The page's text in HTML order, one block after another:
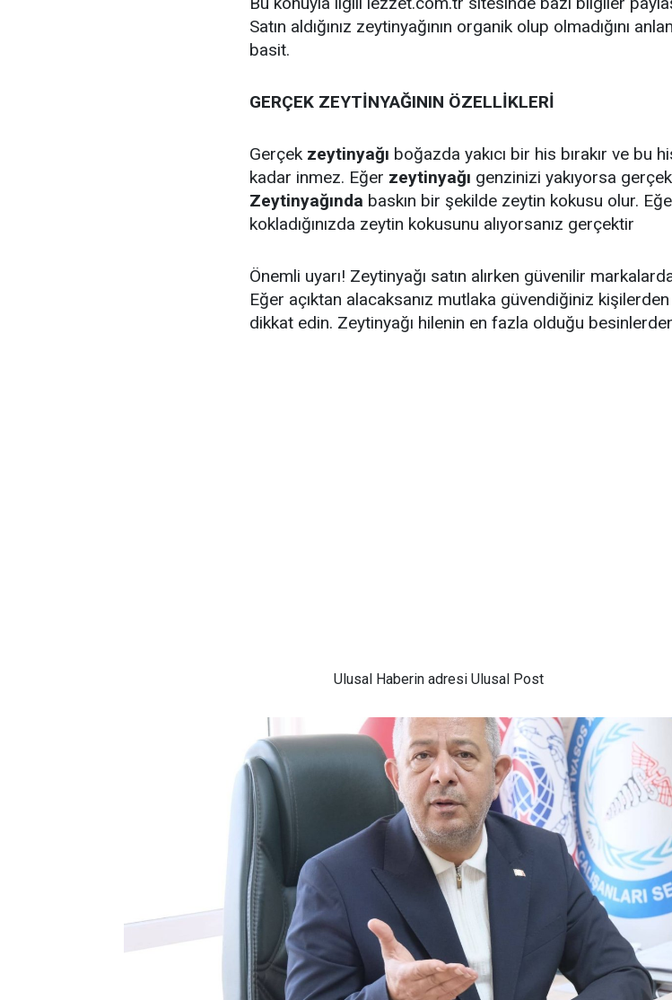
Satın aldığınız zeytinyağının organik olup olmadığını
basit.
GERÇEK ZEYTİNYAĞININ ÖZELLİKLERİ
Gerçek zeytinyağı boğazda yakıcı bir his bırakır ve bu
kadar inmez. Eğer zeytinyağı genzinizi yakıyorsa
Zeytinyağında baskın bir şekilde zeytin kokusu olur.
kokladığınızda zeytin kokusunu alıyorsanız gerçektir
Önemli uyarı! Zeytinyağı satın alırken güvenilir
Eğer açıktan alacaksanız mutlaka güvendiğiniz
dikkat edin. Zeytinyağı hilenin en fazla olduğu
Ulusal Haberin adresi Ulusal Post